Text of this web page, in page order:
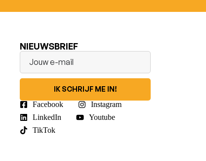
NIEUWSBRIEF
IK SCHRIJF ME IN!
Facebook
Instagram
LinkedIn
Youtube
TikTok